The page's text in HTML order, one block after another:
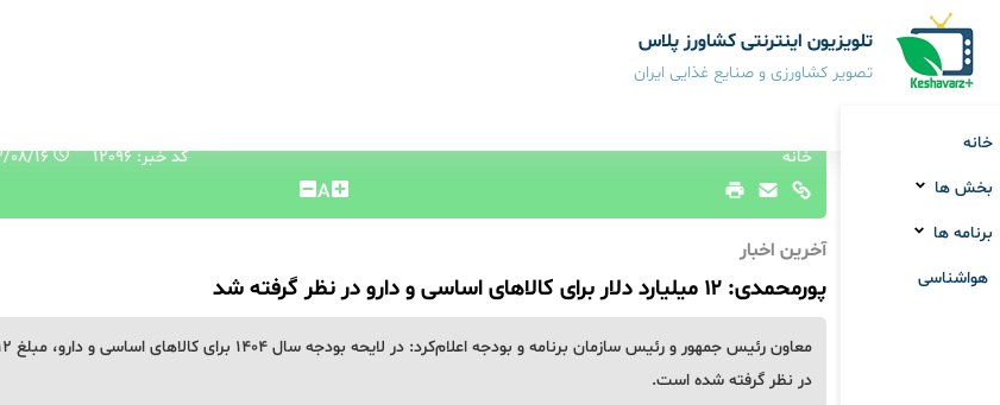
تلویزیون اینترنتی کشاورز پلاس
تصویر کشاورزی و صنایع غذایی ایران
خانه
بخش ها
برنامه ها
هواشناسی
خانه کد خبر: 12096 ۱۴۰۳/۰۸/۱۶ ۱۲:۴۲:۴۵
A
آخرین اخبار
پورمحمدی: ۱۲ میلیارد دلار برای کالاهای اساسی و دارو در نظر گرفته شد
در نظر گرفته شده است.